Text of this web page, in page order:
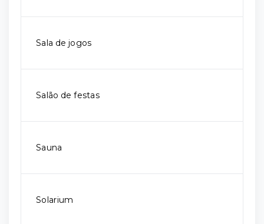
Sala de jogos
Salão de festas
Sauna
Solarium